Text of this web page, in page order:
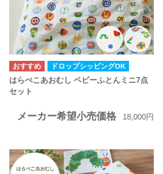
ドロップシッピングOK
はらぺこあおむし ベビーふとんミニ7点
セット
メーカー希望小売価格 18,000円